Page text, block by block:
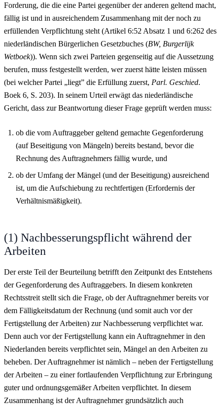
Forderung, die die eine Partei gegenüber der anderen geltend macht,
fällig ist und in ausreichendem Zusammenhang mit der noch zu
erfüllenden Verpflichtung steht (Artikel 6:52 Absatz 1 und 6:262 des
niederländischen Bürgerlichen Gesetzbuches (BW, Burgerlijk
Wetboek)). Wenn sich zwei Parteien gegenseitig auf die Aussetzung
berufen, muss festgestellt werden, wer zuerst hätte leisten müssen
(bei welcher Partei „liegt” die Erfüllung zuerst, Parl. Geschied.
Boek 6, S. 203). In seinem Urteil erwägt das niederländische
Gericht, dass zur Beantwortung dieser Frage geprüft werden muss:
ob die vom Auftraggeber geltend gemachte Gegenforderung
(auf Beseitigung von Mängeln) bereits bestand, bevor die
Rechnung des Auftragnehmers fällig wurde, und
ob der Umfang der Mängel (und der Beseitigung) ausreichend
ist, um die Aufschiebung zu rechtfertigen (Erfordernis der
Verhältnismäßigkeit).
(1) Nachbesserungspflicht während der
Arbeiten
Der erste Teil der Beurteilung betrifft den Zeitpunkt des Entstehens
der Gegenforderung des Auftraggebers. In diesem konkreten
Rechtsstreit stellt sich die Frage, ob der Auftragnehmer bereits vor
dem Fälligkeitsdatum der Rechnung (und somit auch vor der
Fertigstellung der Arbeiten) zur Nachbesserung verpflichtet war.
Denn auch vor der Fertigstellung kann ein Auftragnehmer in den
Niederlanden bereits verpflichtet sein, Mängel an den Arbeiten zu
beheben. Der Auftragnehmer ist nämlich – neben der Fertigstellung
der Arbeiten – zu einer fortlaufenden Verpflichtung zur Erbringung
guter und ordnungsgemäßer Arbeiten verpflichtet. In diesem
Zusammenhang ist der Auftragnehmer grundsätzlich auch